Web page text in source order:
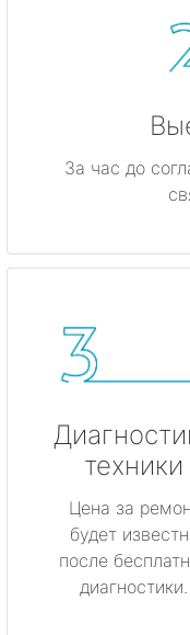
За час до
техники
Цена за
будет
после
диагностики.